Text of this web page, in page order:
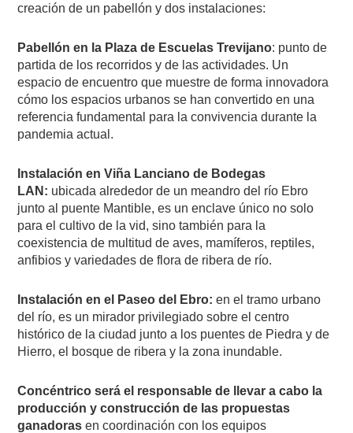
creación de un pabellón y dos instalaciones:
Pabellón en la Plaza de Escuelas Trevijano: punto de
partida de los recorridos y de las actividades. Un
espacio de encuentro que muestre de forma innovadora
cómo los espacios urbanos se han convertido en una
referencia fundamental para la convivencia durante la
pandemia actual.
Instalación en Viña Lanciano de Bodegas
LAN: ubicada alrededor de un meandro del río Ebro
junto al puente Mantible, es un enclave único no solo
para el cultivo de la vid, sino también para la
coexistencia de multitud de aves, mamíferos, reptiles,
anfibios y variedades de flora de ribera de río.
Instalación en el Paseo del Ebro: en el tramo urbano
del río, es un mirador privilegiado sobre el centro
histórico de la ciudad junto a los puentes de Piedra y de
Hierro, el bosque de ribera y la zona inundable.
Concéntrico será el responsable de llevar a cabo la
producción y construcción de las propuestas
ganadoras en coordinación con los equipos